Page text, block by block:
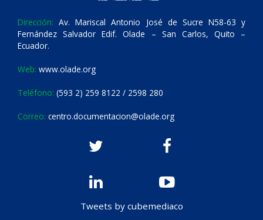
Dirección: Av. Mariscal Antonio José de Sucre N58-63 y
Fernández Salvador Edif. Olade – San Carlos, Quito –
Ecuador.
Web: www.olade.org
Teléfono: (593 2) 259 8122 / 2598 280
Correo: centro.documentacion@olade.org
Tweets by cubemediaco